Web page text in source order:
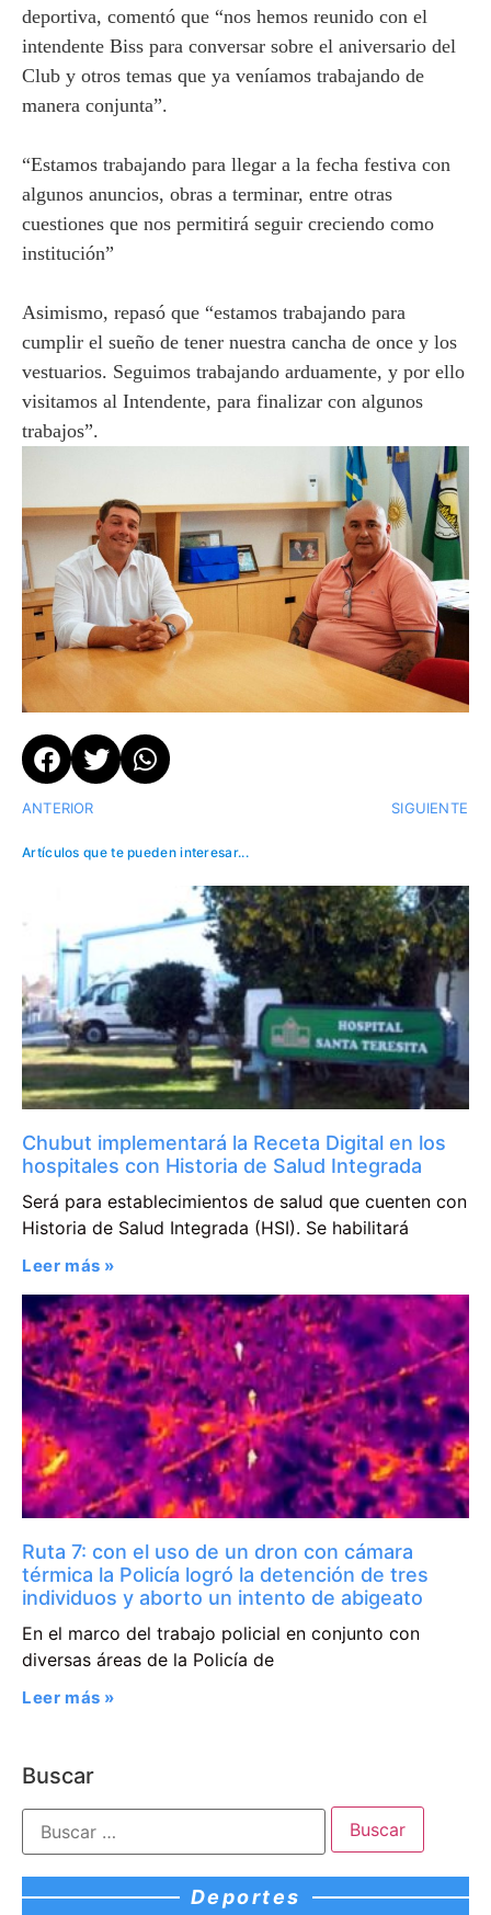
deportiva, comentó que “nos hemos reunido con el
intendente Biss para conversar sobre el aniversario del
Club y otros temas que ya veníamos trabajando de
manera conjunta”.
“Estamos trabajando para llegar a la fecha festiva con
algunos anuncios, obras a terminar, entre otras
cuestiones que nos permitirá seguir creciendo como
institución”
Asimismo, repasó que “estamos trabajando para
cumplir el sueño de tener nuestra cancha de once y los
vestuarios. Seguimos trabajando arduamente, y por ello
visitamos al Intendente, para finalizar con algunos
trabajos”.
ANTERIOR SIGUIENTE
Artículos que te pueden interesar...
Chubut implementará la Receta Digital en los
hospitales con Historia de Salud Integrada
Será para establecimientos de salud que cuenten con
Historia de Salud Integrada (HSI). Se habilitará
Leer más »
Ruta 7: con el uso de un dron con cámara
térmica la Policía logró la detención de tres
individuos y aborto un intento de abigeato
En el marco del trabajo policial en conjunto con
diversas áreas de la Policía de
Leer más »
Buscar
Deportes